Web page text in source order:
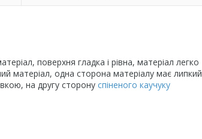
поверхня гладка і рівна, матеріал легко
матеріал, одна сторона матеріалу має липкий
на другу сторону спіненого каучуку